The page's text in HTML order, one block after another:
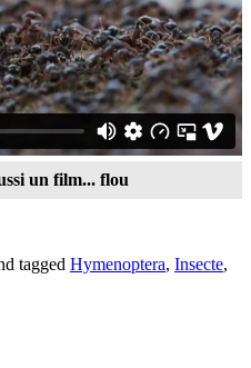
un film... flou
tagged Hymenoptera, Insecte,